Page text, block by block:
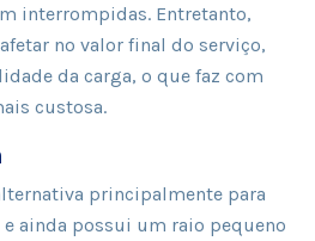
interrompidas. Entretanto,
no valor final do serviço,
da carga, o que faz com
custosa.
principalmente para
ainda possui um raio pequeno